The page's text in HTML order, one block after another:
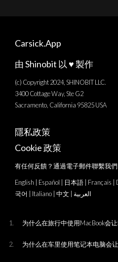
Carsick.App
由 Shinobit 以 ♥️ 製作
(c) Copyright 2024, SHINOBIT LLC.
3400 Cottage Way, Ste G2
Sacramento, California 95825 USA
隱私政策
Cookie 政策
有任何反饋？通過電子郵件聯繫我們
English Español 日本語 Français
국어
Italiano |中文 العربية
为什么在旅行中使用MacBook会
为什么在车里使用笔记本电脑会